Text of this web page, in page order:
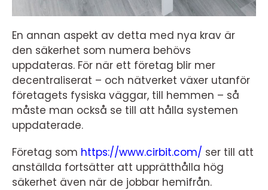
En annan aspekt av detta med nya krav är
den säkerhet som numera behövs
uppdateras. För när ett företag blir mer
decentraliserat – och nätverket växer utanför
företagets fysiska väggar, till hemmen – så
måste man också se till att hålla systemen
uppdaterade.
Företag som https://www.cirbit.com/ ser till att
anställda fortsätter att upprätthålla hög
säkerhet även när de jobbar hemifrån.